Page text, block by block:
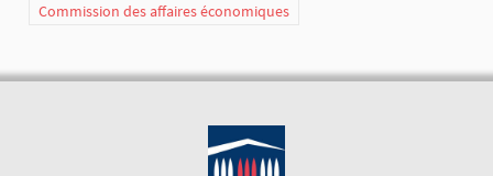
Commission des affaires économiques